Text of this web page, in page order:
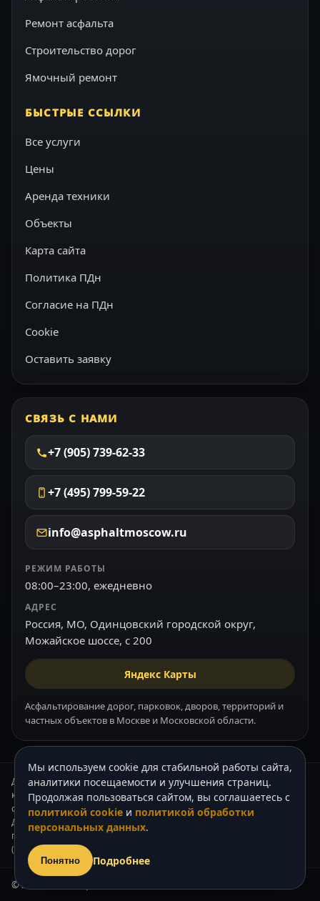
Ремонт асфальта
Строительство дорог
Ямочный ремонт
БЫСТРЫЕ ССЫЛКИ
Все услуги
Цены
Аренда техники
Объекты
Карта сайта
Политика ПДн
Согласие на ПДн
Cookie
Оставить заявку
СВЯЗЬ С НАМИ
+7 (905) 739-62-33
+7 (495) 799-59-22
info@asphaltmoscow.ru
РЕЖИМ РАБОТЫ
08:00–23:00, ежедневно
АДРЕС
Россия, МО, Одинцовский городской округ,
Можайское шоссе, с 200
Яндекс Карты
Асфальтирование дорог, парковок, дворов, территорий и
частных объектов в Москве и Московской области.
Данный интернет-сайт носит информационный характер и ни при
каких условиях не является публичной офертой, которая
определяется положениями Статьи 437 (2) Гражданского кодекса РФ.
Для получения подробной информации о стоимости наших услуг,
пожалуйста, обращайтесь к нашим менеджерам по телефону +7
(905) 739-62-33.
© 2003–2026 «Асфальт Москва».
Мы используем cookie для стабильной работы сайта,
аналитики посещаемости и улучшения страниц.
Продолжая пользоваться сайтом, вы соглашаетесь с
политикой cookie и политикой обработки
персональных данных.
Понятно Подробнее